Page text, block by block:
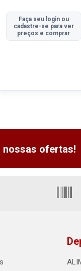
Faça seu login ou
cadastre-se para ver
preços e comprar
nossas ofertas!